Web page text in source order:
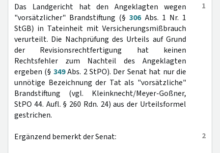
1
Das Landgericht hat den Angeklagten wegen
"vorsätzlicher" Brandstiftung (§306Abs. 1 Nr. 1
StGB) in Tateinheit mit Versicherungsmißbrauch
verurteilt. Die Nachprüfung des Urteils auf Grund
der Revisionsrechtfertigung hat keinen
Rechtsfehler zum Nachteil des Angeklagten
ergeben (§ 349Abs. 2 StPO). Der Senat hat nur die
unnötige Bezeichnung der Tat als "vorsätzliche"
Brandstiftung (vgl. Kleinknecht/Meyer-Goßner,
StPO 44. Aufl. § 260 Rdn. 24) aus der Urteilsformel
gestrichen.
2
Ergänzend bemerkt der Senat: